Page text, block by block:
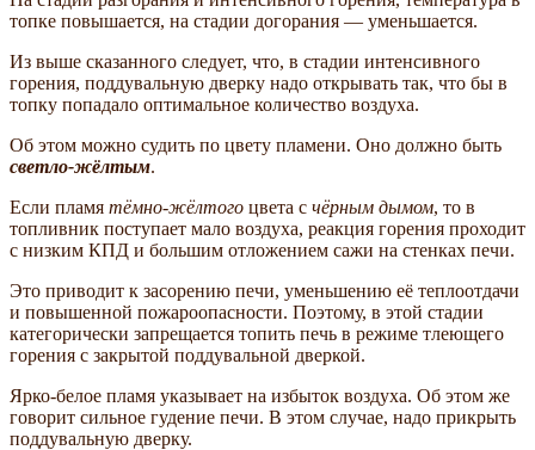
топке повышается, на стадии догорания — уменьшается.
Из выше сказанного следует, что, в стадии интенсивного
горения, поддувальную дверку надо открывать так, что бы в
топку попадало оптимальное количество воздуха.
Об этом можно судить по цвету пламени. Оно должно быть
светло-жёлтым.
Если пламя тёмно-жёлтого цвета с чёрным дымом, то в
топливник поступает мало воздуха, реакция горения проходит
с низким КПД и большим отложением сажи на стенках печи.
Это приводит к засорению печи, уменьшению её теплоотдачи
и повышенной пожароопасности. Поэтому, в этой стадии
категорически запрещается топить печь в режиме тлеющего
горения с закрытой поддувальной дверкой.
Ярко-белое пламя указывает на избыток воздуха. Об этом же
говорит сильное гудение печи. В этом случае, надо прикрыть
поддувальную дверку.